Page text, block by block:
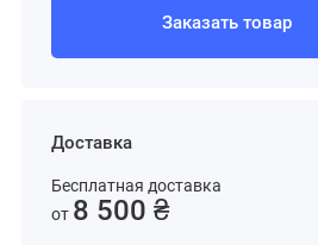
Заказать товар
Доставка
Бесплатная доставка
от 8 500 ₴